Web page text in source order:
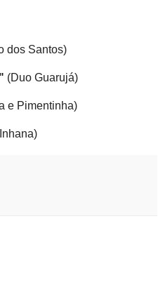
dos Santos)
(Duo Guarujá)
e Pimentinha)